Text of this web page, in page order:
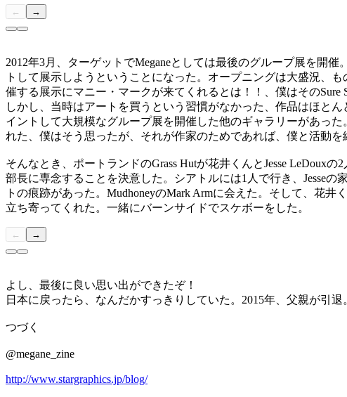
← →
2012年3月、ターゲットでMeganeとしては最後のグループ展を開催
トして展示しようということになった。オープニングは大盛況、
催する展示にマニー・マークが来てくれるとは！！、僕はそのSure
しかし、当時はアートを買うという習慣がなかった、作品はほとん
イントして大規模なグループ展を開催した他のギャラリーがあった
れた、僕はそう思ったが、それが作家のためであれば、僕と活動
そんなとき、ポートランドのGrass Hutが花井くんとJesse LeDouxの2
部長に専念することを決意した。シアトルには1 人で行き、 Jesseの
トの痕跡があった。 MudhoneyのMark Armに会えた。そして、花井
立ち寄ってくれた。一緒にバーンサイドでスケボーをした。
← →
よし、最後に良い思い出ができたぞ！
日本に戻ったら、なんだかすっきりしていた。 2015年、父親が引退
つづく
@megane_zine
http://www.stargraphics.jp/blog/